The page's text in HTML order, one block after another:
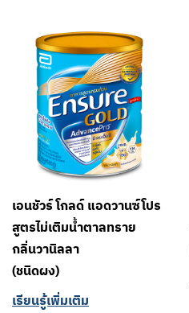
เอนชัวร์ โกลด์ แอดวานซ์โปร
สูตรไม่เติมน้ำตาลทราย
กลิ่นวานิลลา
(ชนิดผง)
เรียนรู้เพิ่มเติม